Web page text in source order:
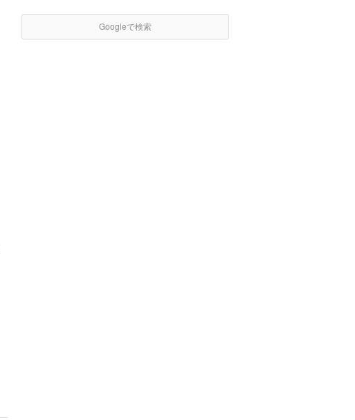
Googleで検索